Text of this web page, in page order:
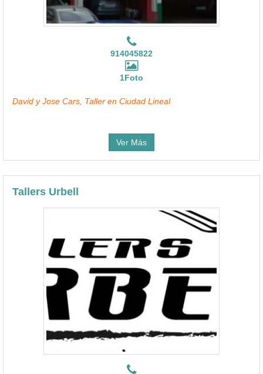
914045822
1Foto
David y Jose Cars, Taller en Ciudad Lineal
Ver Más
Tallers Urbell